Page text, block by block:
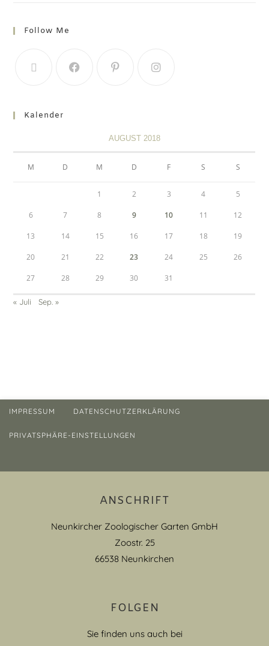
Follow Me
Kalender
AUGUST 2018
M D M D F S S
1 2 3 4 5
6 7 8 9 10 11 12
13 14 15 16 17 18 19
20 21 22 23 24 25 26
27 28 29 30 31
« Juli Sep. »
IMPRESSUM DATENSCHUTZERKLÄRUNG
PRIVATSPHÄRE-EINSTELLUNGEN
ANSCHRIFT
Neunkircher Zoologischer Garten GmbH
Zoostr. 25
66538 Neunkirchen
FOLGEN
Sie finden uns auch bei